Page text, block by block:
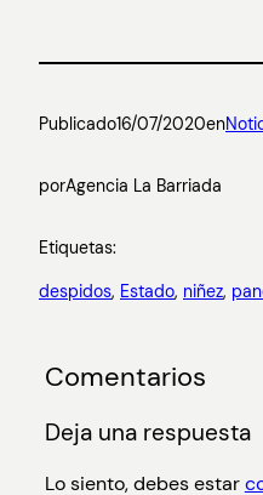
Publicado16/07/2020en
porAgencia La Barriada
Etiquetas:
despidos, Estado, niñez,
Comentarios
Deja una respuesta
Lo siento, debes estar